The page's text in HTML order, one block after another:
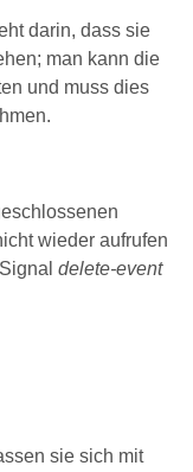
darin, dass sie
man kann die
und muss dies
wieder aufrufen
delete-event
sie sich mit